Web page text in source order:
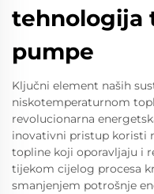
tehnologija
pumpe
Ključni element naših
niskotemperaturnom
revolucionarna
inovativni pristup koristi
topline koji oporavljaju i
tijekom cijelog procesa
smanjenjem potrošnje